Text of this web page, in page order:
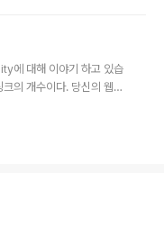
에 나오는 이야기 인데
지만, 실제로 뉴턴이 발견
미적분과 연금술 연구에..
에 대해 이야기 하고 있습
의 개수이다. 당신의 웹페
혀 없다면, 아무도 제 블
. 글로 주절주절 적어놓은
까요..